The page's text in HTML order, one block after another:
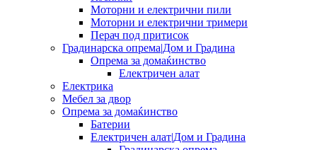
Моторни и електрични пили
Моторни и електрични тримери
Перач под притисок
Градинарска опрема|Дом и Градина
Опрема за домаќинство
Електричен алат
Електрика
Мебел за двор
Опрема за домаќинство
Батерии
Електричен алат|Дом и Градина